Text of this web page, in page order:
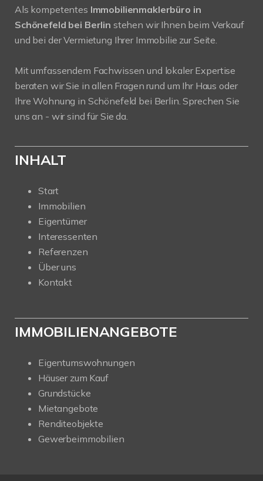
Als kompetentes Immobilienmaklerbüro in
Schönefeld bei Berlin stehen wir Ihnen beim Verkauf
und bei der Vermietung Ihrer Immobilie zur Seite.
Mit umfassendem Fachwissen und lokaler Expertise
beraten wir Sie in allen Fragen rund um Ihr Haus oder
Ihre Wohnung in Schönefeld bei Berlin. Sprechen Sie
uns an - wir sind für Sie da.
INHALT
Start
Immobilien
Eigentümer
Interessenten
Referenzen
Über uns
Kontakt
IMMOBILIENANGEBOTE
Eigentumswohnungen
Häuser zum Kauf
Grundstücke
Mietangebote
Renditeobjekte
Gewerbeimmobilien